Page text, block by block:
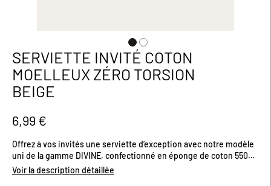
Passer
au
début
de
la
d’images
SERVIETTE INVITÉ COTON
MOELLEUX ZÉRO TORSION
BEIGE
6,99 €
Offrez à vos invités une serviette d’exception avec notre modèle
uni de la gamme DIVINE, confectionné en éponge de coton 550
g/m² "zéro twist". Sa texture ultra-douce et sa grande capacité
d’absorption garantissent un confort optimal à chaque utilisation.
Voir la description détaillée